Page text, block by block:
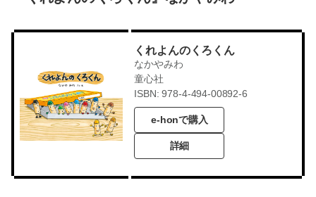
くれよんのくろくん
なかやみわ
童心社
ISBN: 978-4-494-00892-6
e-honで購入
詳細